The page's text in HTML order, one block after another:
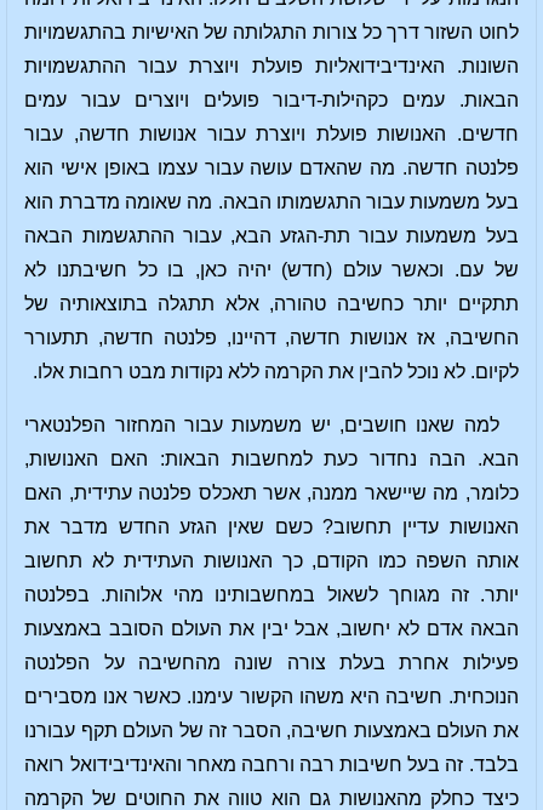
לחוט השזור דרך כל צורות התגלותה של האישיות בהתגשמויות
השונות. האינדיבידואליות פועלת ויוצרת עבור ההתגשמויות
הבאות. עמים כקהילות-דיבור פועלים ויוצרים עבור עמים
חדשים. האנושות פועלת ויוצרת עבור אנושות חדשה, עבור
פלנטה חדשה. מה שהאדם עושה עבור עצמו באופן אישי הוא
בעל משמעות עבור התגשמותו הבאה. מה שאומה מדברת הוא
בעל משמעות עבור תת-הגזע הבא, עבור ההתגשמות הבאה
של עם. וכאשר עולם (חדש) יהיה כאן, בו כל חשיבתנו לא
תתקיים יותר כחשיבה טהורה, אלא תתגלה בתוצאותיה של
החשיבה, אז אנושות חדשה, דהיינו, פלנטה חדשה, תתעורר
לקיום. לא נוכל להבין את הקרמה ללא נקודות מבט רחבות אלו.
למה שאנו חושבים, יש משמעות עבור המחזור הפלנטארי
הבא. הבה נחדור כעת למחשבות הבאות: האם האנושות,
כלומר, מה שיישאר ממנה, אשר תאכלס פלנטה עתידית, האם
האנושות עדיין תחשוב? כשם שאין הגזע החדש מדבר את
אותה השפה כמו הקודם, כך האנושות העתידית לא תחשוב
יותר. זה מגוחך לשאול במחשבותינו מהי אלוהות. בפלנטה
הבאה אדם לא יחשוב, אבל יבין את העולם הסובב באמצעות
פעילות אחרת בעלת צורה שונה מהחשיבה על הפלנטה
הנוכחית. חשיבה היא משהו הקשור עימנו. כאשר אנו מסבירים
את העולם באמצעות חשיבה, הסבר זה של העולם תקף עבורנו
בלבד. זה בעל חשיבות רבה ורחבה מאחר והאינדיבידואל רואה
כיצד כחלק מהאנושות גם הוא טווה את החוטים של הקרמה